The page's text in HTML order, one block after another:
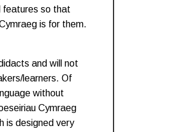
features so that
is for them.
and will not
learners. Of
without
Cymraeg
is designed very